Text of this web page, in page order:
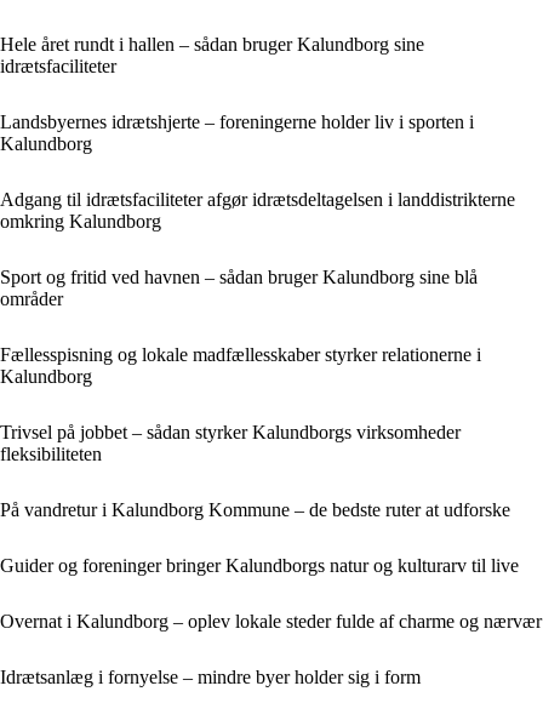
Hele året rundt i hallen – sådan bruger Kalundborg sine
idrætsfaciliteter
Landsbyernes idrætshjerte – foreningerne holder liv i sporten i
Kalundborg
Adgang til idrætsfaciliteter afgør idrætsdeltagelsen i landdistrikterne
omkring Kalundborg
Sport og fritid ved havnen – sådan bruger Kalundborg sine blå
områder
Fællesspisning og lokale madfællesskaber styrker relationerne i
Kalundborg
Trivsel på jobbet – sådan styrker Kalundborgs virksomheder
fleksibiliteten
På vandretur i Kalundborg Kommune – de bedste ruter at udforske
Guider og foreninger bringer Kalundborgs natur og kulturarv til live
Overnat i Kalundborg – oplev lokale steder fulde af charme og nærvær
Idrætsanlæg i fornyelse – mindre byer holder sig i form